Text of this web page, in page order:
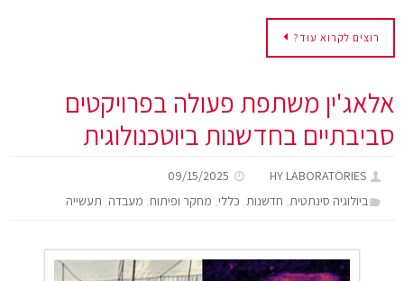
רוצים לקרוא עוד?
אלאג'ין משתפת פעולה בפרויקטים
סביבתיים בחדשנות ביוטכנולוגית
HY LABORATORIES
09/15/2025
ביולוגיה סינתטית, חדשנות, כללי, מחקר ופיתוח, מעבדה, תעשייה